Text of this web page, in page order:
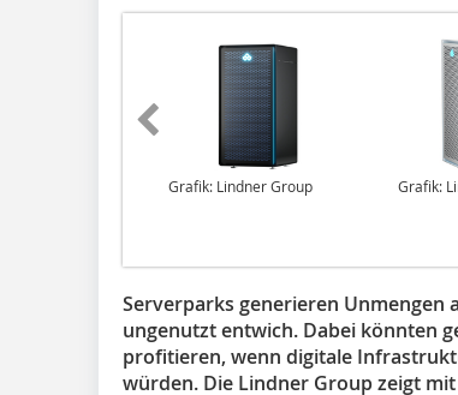
Grafik: Lindner Group Grafik:
Serverparks generieren Unmengen
ungenutzt entwich. Dabei könnten
profitieren, wenn digitale
würden. Die Lindner Group zeigt